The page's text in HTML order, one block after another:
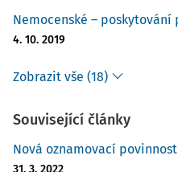
Nemocenské –
4. 10. 2019
Zobrazit vše (18)
Související články
Nová oznamovací
31. 3. 2022